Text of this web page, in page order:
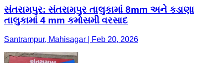
સંતરામપુર: સંતરામપુર તાલુકામાં 8mm અને કડાણા
તાલુકામાં 4 mm કમોસમી વરસાદ
Santrampur, Mahisagar | Feb 20, 2026